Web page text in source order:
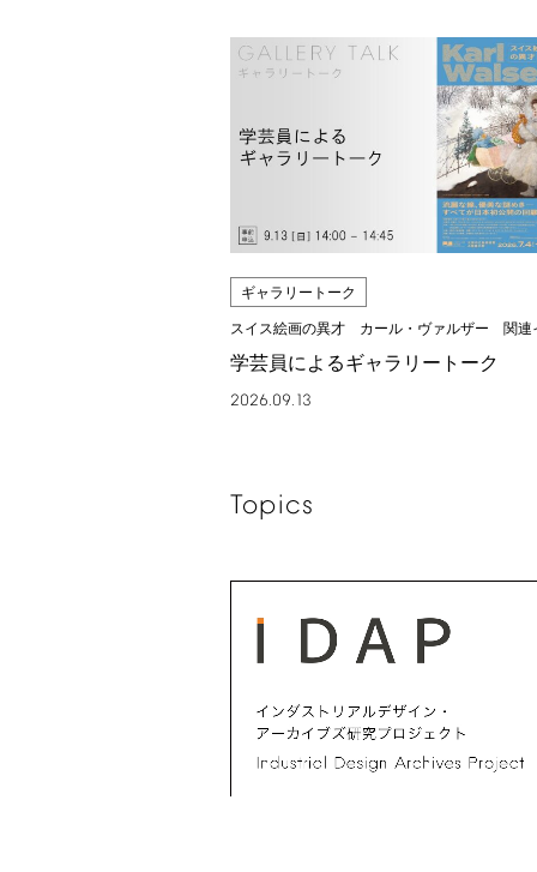
ギャラリートーク
スイス絵画の異才 カール・ヴァルザー 関連
学芸員によるギャラリートーク
2026.09.13
Topics